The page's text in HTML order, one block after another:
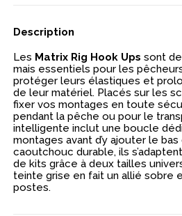
Description
Les Matrix Rig Hook Ups sont
mais essentiels pour les
protéger leurs élastiques et
de leur matériel. Placés sur les
fixer vos montages en toute
pendant la pêche ou pour le
intelligente inclut une boucle
montages avant d’y ajouter le
caoutchouc durable, ils
de kits grâce à deux tailles
teinte grise en fait un allié sobre
postes.